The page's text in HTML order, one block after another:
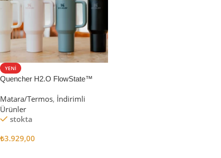
YENI
Quencher H2.O FlowState™
Matara/Termos, İndirimli
Ürünler
stokta
₺3.929,00